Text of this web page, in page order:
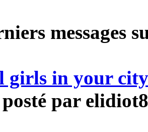
messages
girls in your
posté par